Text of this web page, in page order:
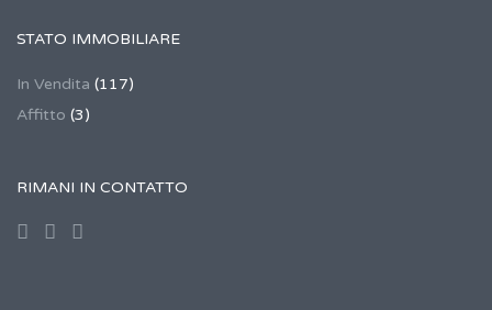
STATO IMMOBILIARE
In Vendita (117)
Affitto (3)
RIMANI IN CONTATTO